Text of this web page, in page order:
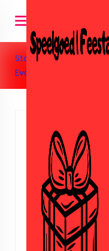
Startseite» Speelgoed
Eva